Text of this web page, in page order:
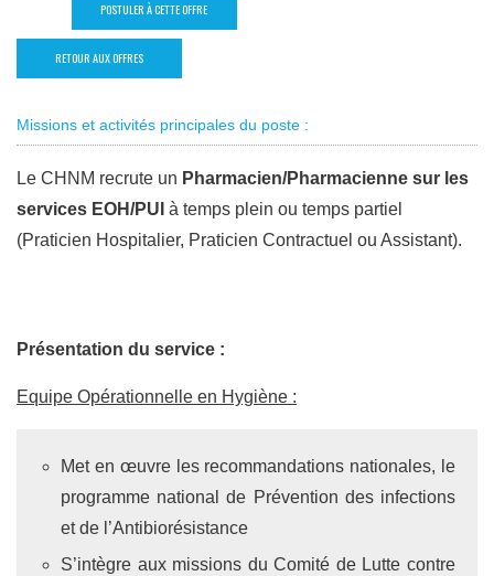
POSTULER À CETTE OFFRE
RETOUR AUX OFFRES
Missions et activités principales du poste :
Le CHNM recrute un Pharmacien/Pharmacienne sur les
services EOH/PUI à temps plein ou temps partiel
(Praticien Hospitalier, Praticien Contractuel ou Assistant).
Présentation du service :
Equipe Opérationnelle en Hygiène :
Met en œuvre les recommandations nationales, le
programme national de Prévention des infections
et de l’Antibiorésistance
S’intègre aux missions du Comité de Lutte contre